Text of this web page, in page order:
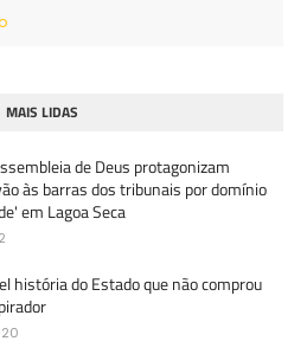
MAIS LIDAS
de Deus protagonizam
às barras dos tribunais por domínio
em Lagoa Seca
história do Estado que não comprou